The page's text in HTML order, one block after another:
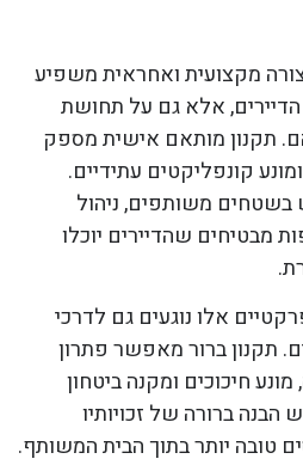
מקצועית ואחראית משפיע
אלא גם על תחושת
תקנון מותאם אישית מספק
קונפליקטים עתידיים.
בשטחים משותפים, ניהול
מבטיחים שהדיירים יוכלו
אלו נוגעים גם לדרכי
תקנון ברור מאפשר פתרון
חיכוכים ומקנה ביטחון
הבנה ברורה של זכויותיו
טובה יותר בתוך הבית המשותף.